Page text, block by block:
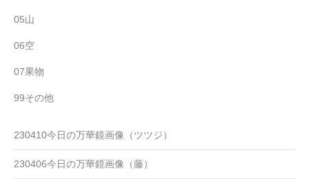
05山
06空
07果物
99その他
230410今日の万華鏡画像（ツツジ）
230406今日の万華鏡画像（藤）